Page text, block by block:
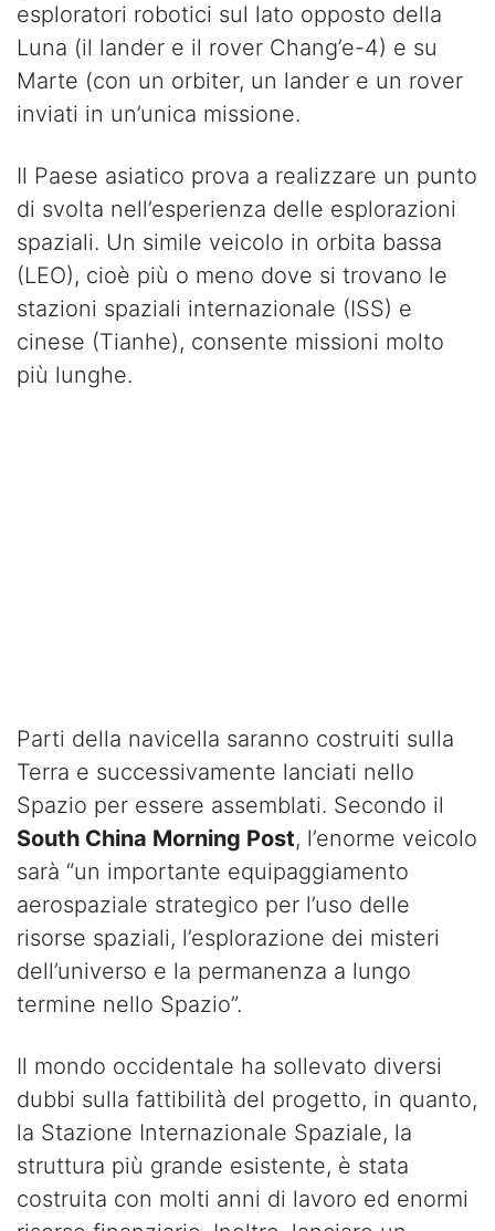
esploratori robotici sul lato opposto della
Luna (il lander e il rover Chang’e-4) e su
Marte (con un orbiter, un lander e un rover
inviati in un’unica missione.
Il Paese asiatico prova a realizzare un punto
di svolta nell’esperienza delle esplorazioni
spaziali. Un simile veicolo in orbita bassa
(LEO), cioè più o meno dove si trovano le
stazioni spaziali internazionale (ISS) e
cinese (Tianhe), consente missioni molto
più lunghe.
Parti della navicella saranno costruiti sulla
Terra e successivamente lanciati nello
Spazio per essere assemblati. Secondo il
South China Morning Post, l’enorme veicolo
sarà “un importante equipaggiamento
aerospaziale strategico per l’uso delle
risorse spaziali, l’esplorazione dei misteri
dell’universo e la permanenza a lungo
termine nello Spazio”.
Il mondo occidentale ha sollevato diversi
dubbi sulla fattibilità del progetto, in quanto,
la Stazione Internazionale Spaziale, la
struttura più grande esistente, è stata
costruita con molti anni di lavoro ed enormi